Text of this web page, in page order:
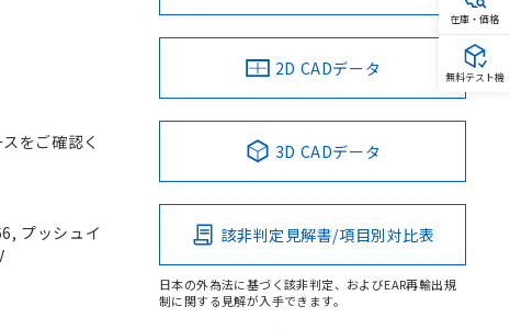
をご確認く
プッシュイ
2D CADデータ
3D CADデータ
該非判定見解書/項目別対比表
日本の外為法に基づく該非判定、およびEAR再輸出規
制に関する見解が入手できます。
在庫・価格
無料テスト機